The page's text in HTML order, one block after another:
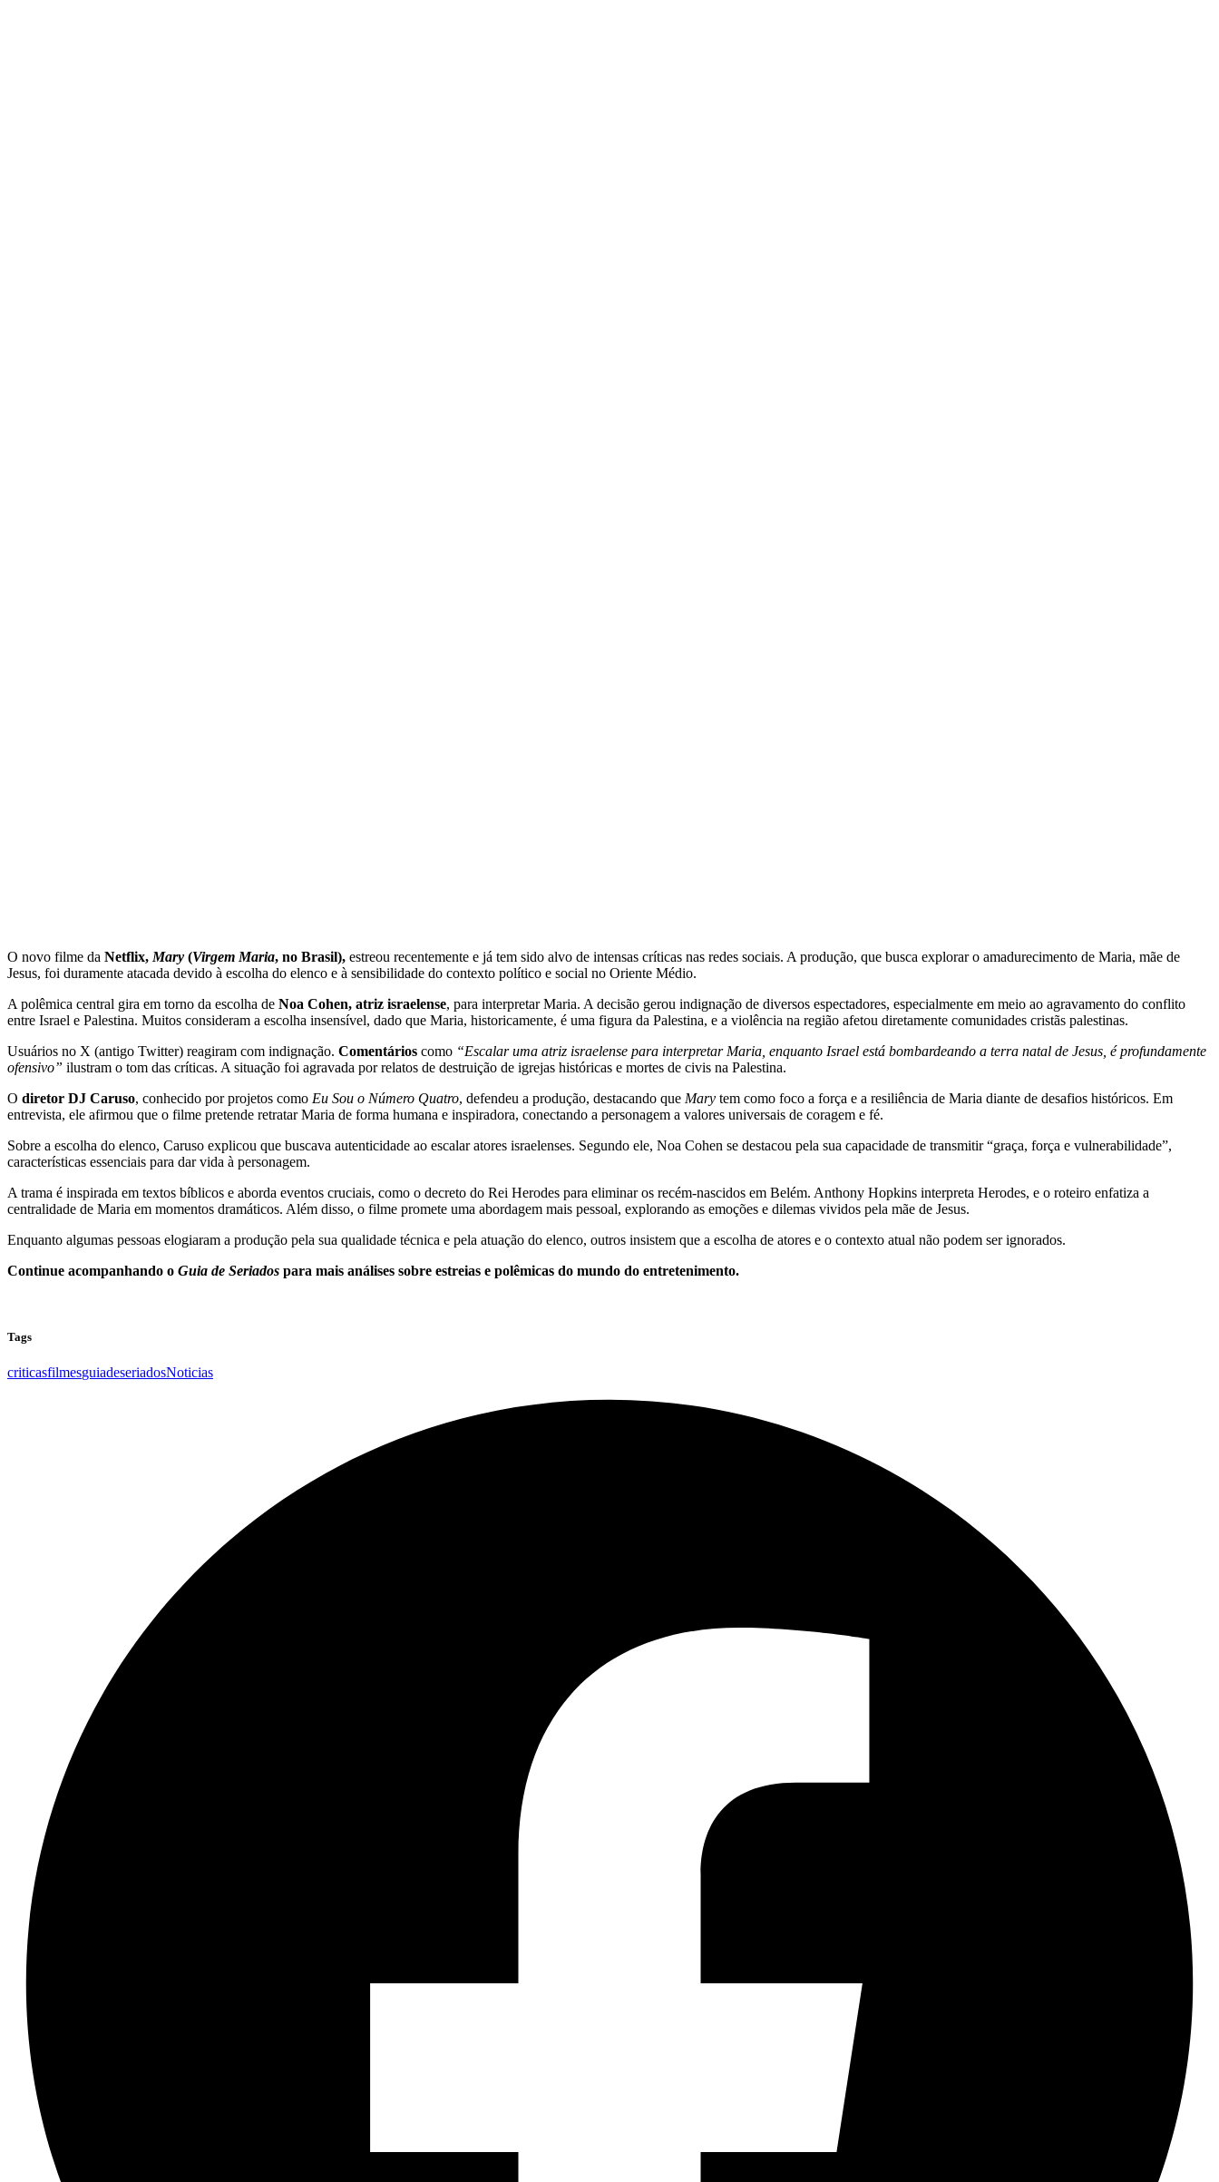
O novo filme da Netflix, Mary (Virgem Maria, no Brasil), estreou recentemente e já tem sido alvo de intensas críticas nas redes sociais. A produção, que busca explorar o amadurecimento de Maria, mãe de
Jesus, foi duramente atacada devido à escolha do elenco e à sensibilidade do contexto político e social no Oriente Médio.
A polêmica central gira em torno da escolha de Noa Cohen, atriz israelense, para interpretar Maria. A decisão gerou indignação de diversos espectadores, especialmente em meio ao agravamento do conflito
entre Israel e Palestina. Muitos consideram a escolha insensível, dado que Maria, historicamente, é uma figura da Palestina, e a violência na região afetou diretamente comunidades cristãs palestinas.
Usuários no X (antigo Twitter) reagiram com indignação. Comentários como “Escalar uma atriz israelense para interpretar Maria, enquanto Israel está bombardeando a terra natal de Jesus, é profundamente
ofensivo” ilustram o tom das críticas. A situação foi agravada por relatos de destruição de igrejas históricas e mortes de civis na Palestina.
O diretor DJ Caruso, conhecido por projetos como Eu Sou o Número Quatro, defendeu a produção, destacando que Mary tem como foco a força e a resiliência de Maria diante de desafios históricos. Em
entrevista, ele afirmou que o filme pretende retratar Maria de forma humana e inspiradora, conectando a personagem a valores universais de coragem e fé.
Sobre a escolha do elenco, Caruso explicou que buscava autenticidade ao escalar atores israelenses. Segundo ele, Noa Cohen se destacou pela sua capacidade de transmitir “graça, força e vulnerabilidade”,
características essenciais para dar vida à personagem.
A trama é inspirada em textos bíblicos e aborda eventos cruciais, como o decreto do Rei Herodes para eliminar os recém-nascidos em Belém. Anthony Hopkins interpreta Herodes, e o roteiro enfatiza a
centralidade de Maria em momentos dramáticos. Além disso, o filme promete uma abordagem mais pessoal, explorando as emoções e dilemas vividos pela mãe de Jesus.
Enquanto algumas pessoas elogiaram a produção pela sua qualidade técnica e pela atuação do elenco, outros insistem que a escolha de atores e o contexto atual não podem ser ignorados.
Continue acompanhando o Guia de Seriados para mais análises sobre estreias e polêmicas do mundo do entretenimento.
Tags
criticasfilmesguiadeseriadosNoticias